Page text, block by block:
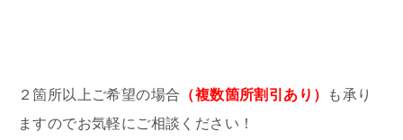
２箇所以上ご希望の場合 （複数箇所割引あり）
も承り
ますのでお気軽にご相談ください！